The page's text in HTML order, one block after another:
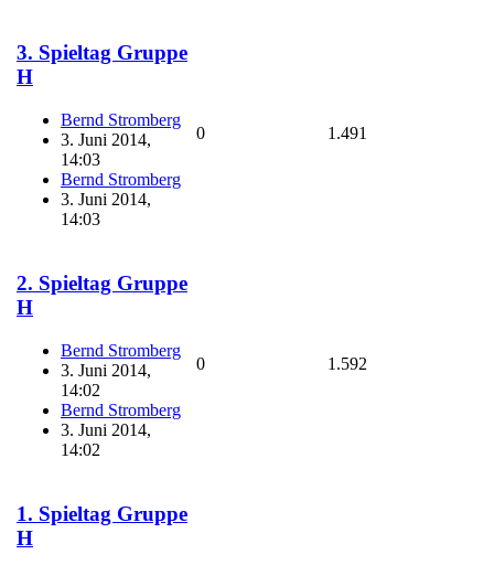
3. Spieltag Gruppe
H
Bernd Stromberg
3. Juni 2014,
14:03
Bernd Stromberg
3. Juni 2014,
14:03
0 1.491
2. Spieltag Gruppe
H
Bernd Stromberg
3. Juni 2014,
14:02
Bernd Stromberg
3. Juni 2014,
14:02
0 1.592
1. Spieltag Gruppe
H